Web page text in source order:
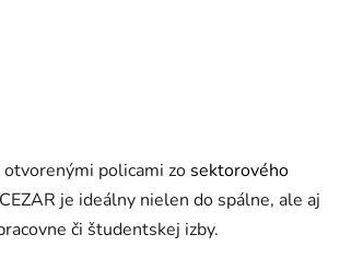
otvorenými policami zo sektorového
je ideálny nielen do spálne, ale aj
či študentskej izby.